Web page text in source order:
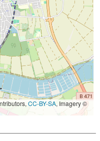
CC-BY-SA, Imagery ©